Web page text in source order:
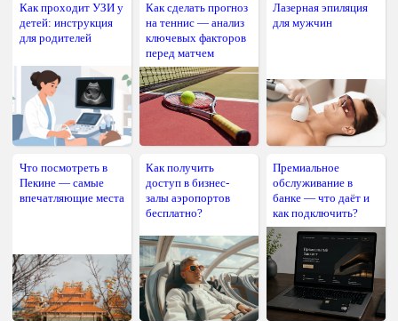
Как проходит УЗИ у
детей: инструкция
для родителей
Как сделать прогноз
на теннис — анализ
ключевых факторов
перед матчем
Лазерная эпиляция
для мужчин
Что посмотреть в
Пекине — самые
впечатляющие места
Как получить
доступ в бизнес-
залы аэропортов
бесплатно?
Премиальное
обслуживание в
банке — что даёт и
как подключить?